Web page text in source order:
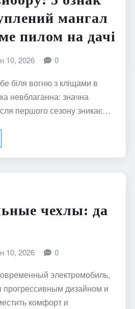
мангал
пилом на дачі
10, 2026 0
біля вогню з кліщами в
невблаганна: значна
першого сезону зникає…
чехлы: да
10, 2026 0
электромобиль,
прогрессивным дизайном и
комфорт и